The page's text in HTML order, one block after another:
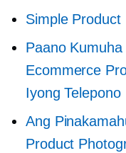
Simple Product
Paano
Ecommerce
Iyong Telepono
Ang
Product